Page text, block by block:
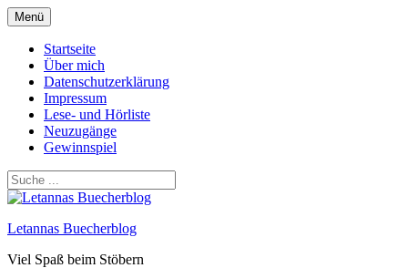
Zum
Inhalt
springen
Menü
Startseite
Über mich
Datenschutzerklärung
Impressum
Lese- und Hörliste
Neuzugänge
Gewinnspiel
Letannas Buecherblog
Viel Spaß beim Stöbern